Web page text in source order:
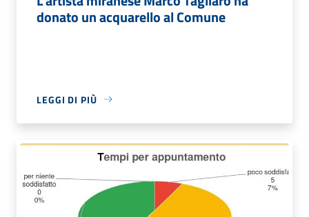
donato un acquarello al Comune
LEGGI DI PIÙ